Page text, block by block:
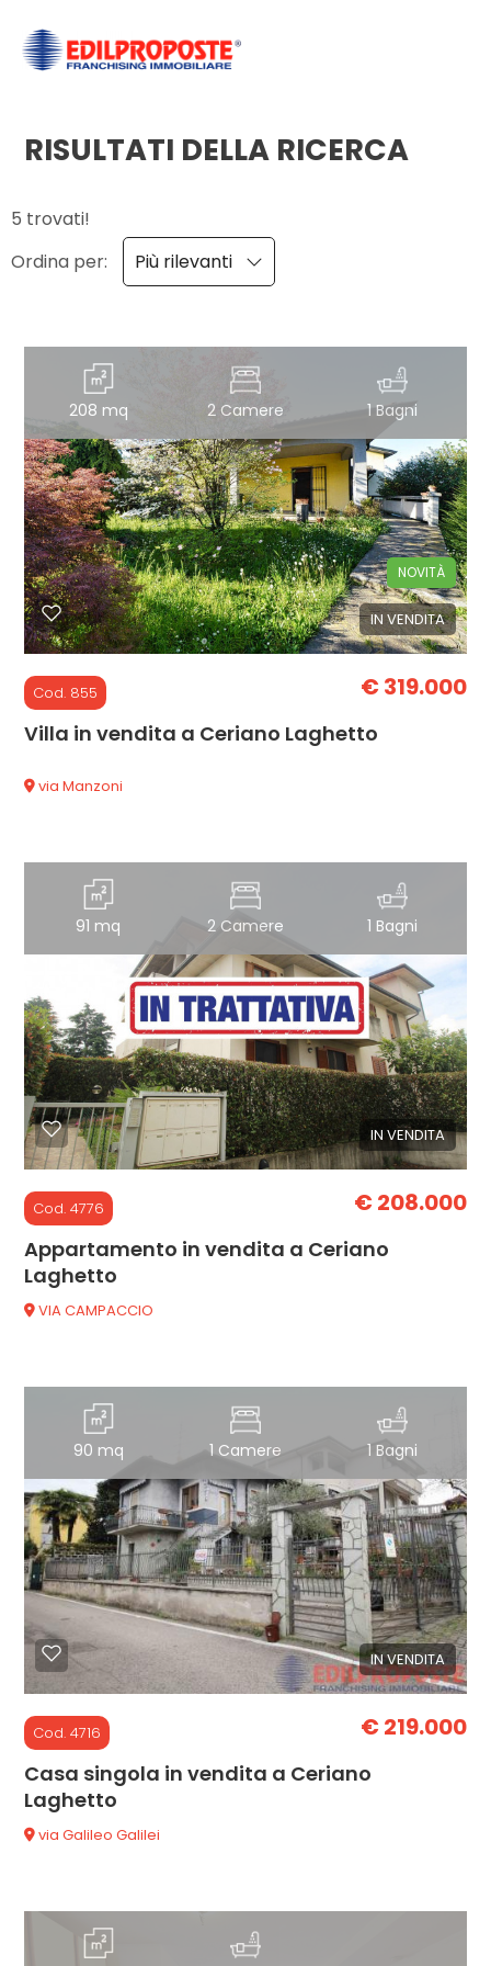
RISULTATI DELLA RICERCA
5 trovati!
Ordina per:
Più rilevanti
208 mq 2 Camere 1 Bagni
IN VENDITA
NOVITÀ
Cod. 855 € 319.000
Villa in vendita a Ceriano Laghetto
via Manzoni
91 mq 2 Camere 1 Bagni
IN VENDITA
Cod. 4776 € 208.000
Appartamento in vendita a Ceriano
Laghetto
VIA CAMPACCIO
90 mq 1 Camere 1 Bagni
IN VENDITA
Cod. 4716 € 219.000
Casa singola in vendita a Ceriano
Laghetto
via Galileo Galilei
HOME
AFFILIATI
AFFITTO
ACQUISIZIONE
LAVORA
CON
NOI
Codice
Contratto
Qualsiasi
Affitto
Scegli
dove
cercare
Monza e Brianza
Ceriano Laghetto
Tipologia
Qualsiasi
Residenziali
Commerciali
Industriali
Terreni
Prezzo
Totale
mq
Locali
minimi
Qualsiasi
1
2